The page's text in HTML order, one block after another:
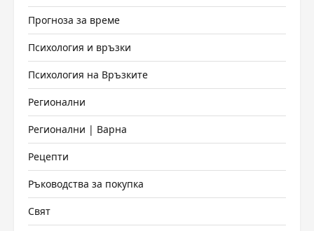
Прогноза за време
Психология и връзки
Психология на Връзките
Регионални
Регионални | Варна
Рецепти
Ръководства за покупка
Свят